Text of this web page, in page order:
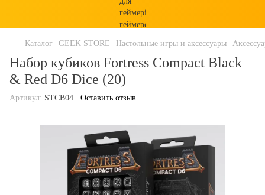
Каталог GEEK STORE Настольные игры и аксессуары
Набор кубиков Fortress Compact Black
& Red D6 Dice (20)
Артикул: STCB04 Оставить отзыв